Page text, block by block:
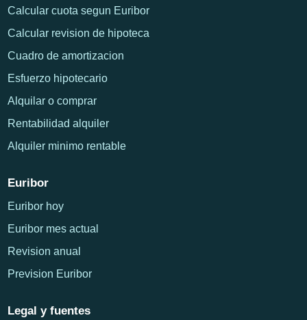
Calcular cuota segun Euribor
Calcular revision de hipoteca
Cuadro de amortizacion
Esfuerzo hipotecario
Alquilar o comprar
Rentabilidad alquiler
Alquiler minimo rentable
Euribor
Euribor hoy
Euribor mes actual
Revision anual
Prevision Euribor
Legal y fuentes